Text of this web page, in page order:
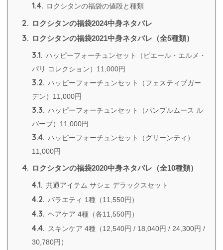
1.4. ロクシタンの福袋の値段と種類
2. ロクシタンの福袋2024中身ネタバレ
3. ロクシタンの福袋2021中身ネタバレ（全5種類）
3.1. ハッピーフォーチュンセット（ピエール・エルメ・
パリ コレクション）11,000円
3.2. ハッピーフォーチュンセット（フェスティブガー
デン）11,000円
3.3. ハッピーフォーチュンセット（パンプルムース ル
バーブ）11,000円
3.4. ハッピーフォーチュンセット（グリーンティ）
11,000円
4. ロクシタンの福袋2020中身ネタバレ（全10種類）
4.1. 共通アイテム サシェ デラックスセット
4.2. バラエティ 1種（11,550円）
4.3. ヘアケア 4種（各11,550円）
4.4. スキンケア 4種（12,540円 / 18,040円 / 24,300円 /
30,780円）